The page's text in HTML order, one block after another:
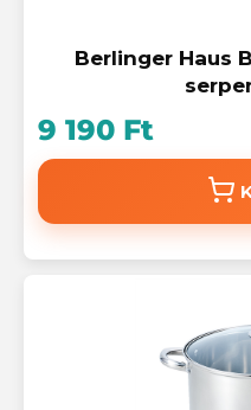
Berlinger Haus
9 190 Ft